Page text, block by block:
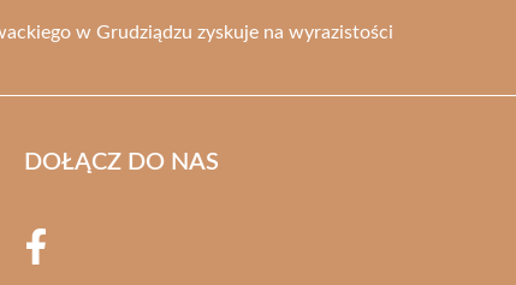
w Grudziądzu zyskuje na wyrazistości
DOŁĄCZ DO NAS